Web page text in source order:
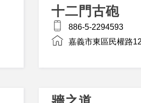
十二門古砲
886-5-2294593
嘉義市東區民權路